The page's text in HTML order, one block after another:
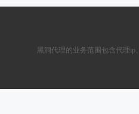
黑洞代理的业务范围包含代理ip